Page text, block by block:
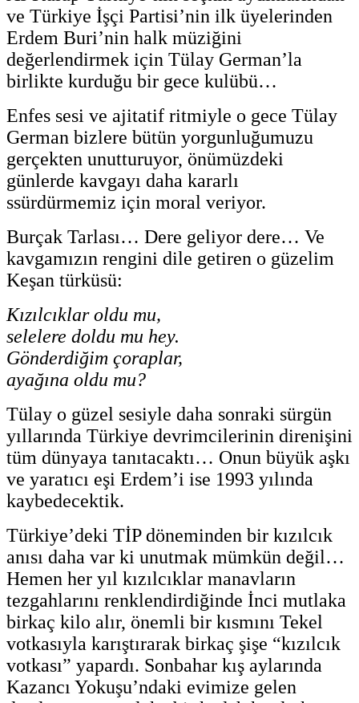
ve Türkiye İşçi Partisi’nin ilk üyelerinden
Erdem Buri’nin halk müziğini
değerlendirmek için Tülay German’la
birlikte kurduğu bir gece kulübü…
Enfes sesi ve ajitatif ritmiyle o gece Tülay
German bizlere bütün yorgunluğumuzu
gerçekten unutturuyor, önümüzdeki
günlerde kavgayı daha kararlı
ssürdürmemiz için moral veriyor.
Burçak Tarlası… Dere geliyor dere… Ve
kavgamızın rengini dile getiren o güzelim
Keşan türküsü:
Kızılcıklar oldu mu,
selelere doldu mu hey.
Gönderdiğim çoraplar,
ayağına oldu mu?
Tülay o güzel sesiyle daha sonraki sürgün
yıllarında Türkiye devrimcilerinin direnişini
tüm dünyaya tanıtacaktı… Onun büyük aşkı
ve yaratıcı eşi Erdem’i ise 1993 yılında
kaybedecektik.
Türkiye’deki TİP döneminden bir kızılcık
anısı daha var ki unutmak mümkün değil…
Hemen her yıl kızılcıklar manavların
tezgahlarını renklendirdiğinde İnci mutlaka
birkaç kilo alır, önemli bir kısmını Tekel
votkasıyla karıştırarak birkaç şişe “kızılcık
votkası” yapardı. Sonbahar kış aylarında
Kazancı Yokuşu’ndaki evimize gelen